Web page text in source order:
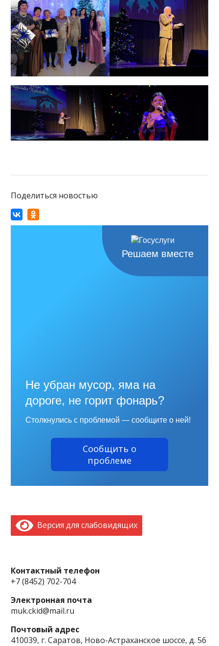
Поделиться новостью
Решаем вместе
Не убран мусор, яма на
дороге, не горит фонарь?
Столкнулись с проблемой — сообщите о ней!
Сообщить о
проблеме
Версия для слабовидящих
Контактный телефон
+7 (8452) 702-704
Электронная почта
muk.ckid@mail.ru
Почтовый адрес
410039, г. Саратов, Ново-Астраханское шоссе, д. 56